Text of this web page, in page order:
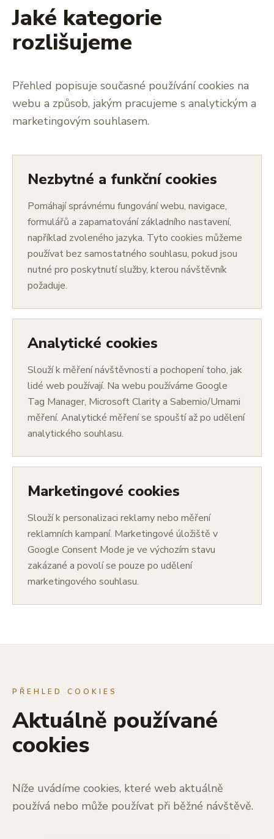
Jaké kategorie
rozlišujeme
Přehled popisuje současné používání cookies na
webu a způsob, jakým pracujeme s analytickým a
marketingovým souhlasem.
Nezbytné a funkční cookies
Pomáhají správnému fungování webu, navigace,
formulářů a zapamatování základního nastavení,
například zvoleného jazyka. Tyto cookies můžeme
používat bez samostatného souhlasu, pokud jsou
nutné pro poskytnutí služby, kterou návštěvník
požaduje.
Analytické cookies
Slouží k měření návštěvnosti a pochopení toho, jak
lidé web používají. Na webu používáme Google
Tag Manager, Microsoft Clarity a Sabemio/Umami
měření. Analytické měření se spouští až po udělení
analytického souhlasu.
Marketingové cookies
Slouží k personalizaci reklamy nebo měření
reklamních kampaní. Marketingové úložiště v
Google Consent Mode je ve výchozím stavu
zakázané a povolí se pouze po udělení
marketingového souhlasu.
PŘEHLED COOKIES
Aktuálně používané
cookies
Níže uvádíme cookies, které web aktuálně
používá nebo může používat při běžné návštěvě.